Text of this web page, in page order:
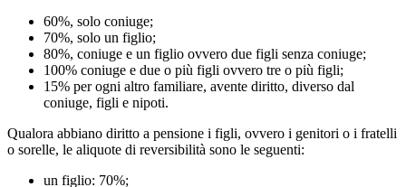
60%, solo coniuge;
70%, solo un figlio;
80%, coniuge e un figlio ovvero due figli senza coniuge;
100% coniuge e due o più figli ovvero tre o più figli;
15% per ogni altro familiare, avente diritto, diverso dal
coniuge, figli e nipoti.
Qualora abbiano diritto a pensione i figli, ovvero i genitori o i fratelli
o sorelle, le aliquote di reversibilità sono le seguenti:
un figlio: 70%;